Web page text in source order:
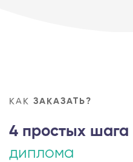
КАК ЗАКАЗАТЬ?
4 простых шага
диплома